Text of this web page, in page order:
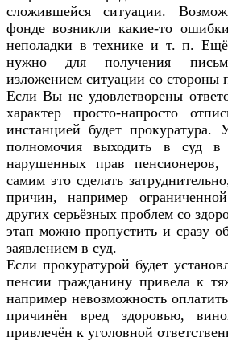
сложившейся ситуации.
фонде возникли какие-то
неполадки в технике и т. п.
нужно для получения
изложением ситуации со стороны
Если Вы не удовлетворены
характер просто-напросто
инстанцией будет прокуратура.
полномочия выходить в суд в
нарушенных прав
самим это сделать
причин, например
других серьёзных проблем со
этап можно пропустить и сразу
заявлением в суд.
Если прокуратурой будет
пенсии гражданину привела к
например невозможность
причинён вред здоровью,
привлечён к уголовной